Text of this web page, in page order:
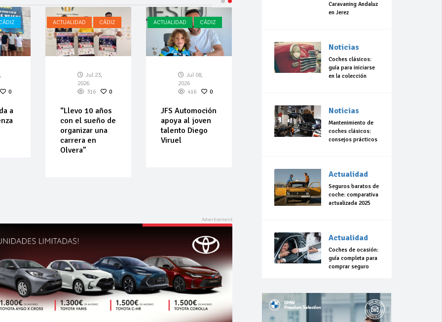
0
a
ACTUALIDAD CÁDIZ
Jul 23,
2026
316
0
“Llevo 10 años
con el sueño de
organizar una
carrera en
Olvera”
ACTUALIDAD CÁDIZ
Jul 08,
2026
416
0
JFS Automoción
apoya al joven
talento Diego
Viruel
Caravaning Andaluz
en Jerez
Noticias
Coches clásicos:
guía para iniciarse
en la colección
Noticias
Mantenimiento de
coches clásicos:
consejos prácticos
Actualidad
Seguros baratos de
coche: comparativa
actualizada 2025
Actualidad
Coches de ocasión:
guía completa para
comprar seguro